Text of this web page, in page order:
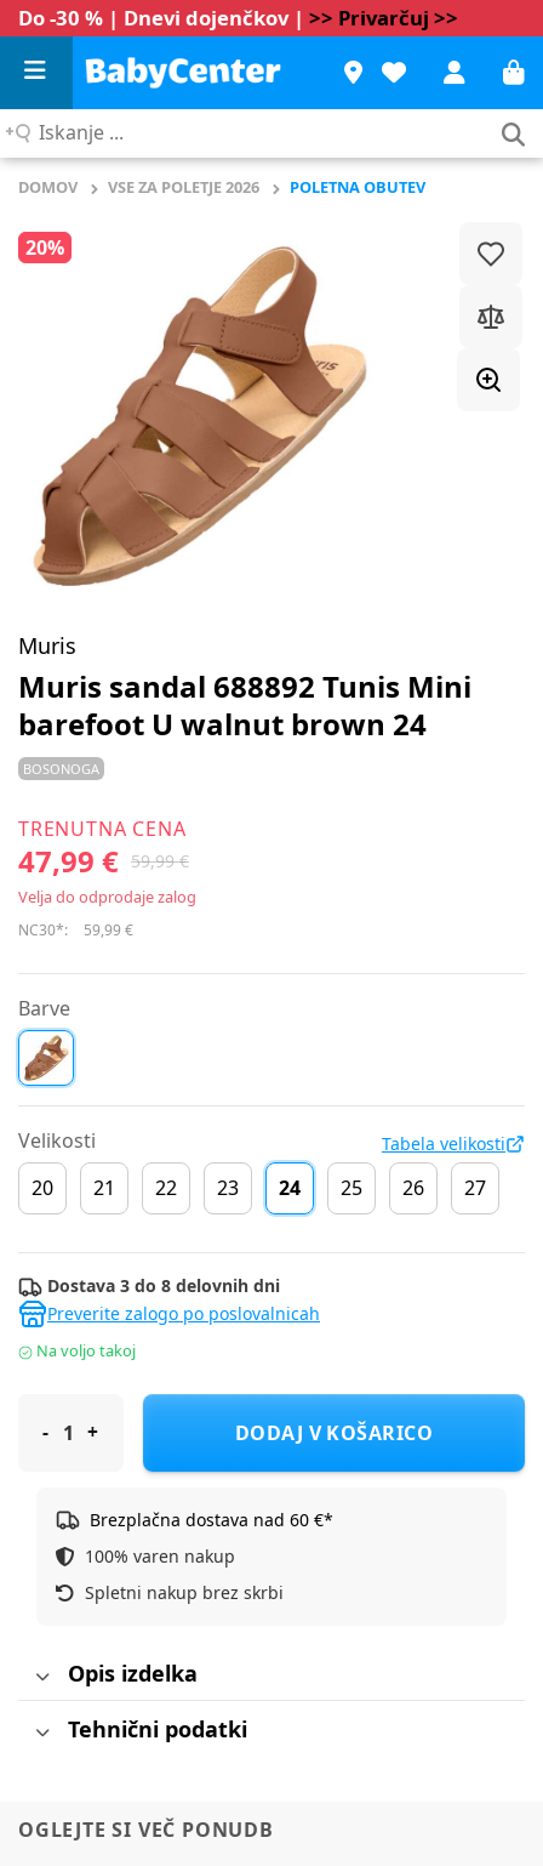
Do -30 % | Dnevi dojenčkov | >> Privarčuj >>
Iskanje
DOMOV VSE ZA POLETJE 2026 POLETNA OBUTEV
20%
Muris
Muris sandal 688892 Tunis Mini
barefoot U walnut brown 24
BOSONOGA
TRENUTNA CENA
47,99 € 59,99 €
Velja do odprodaje zalog
NC30*: 59,99 €
Barve
Velikosti Tabela velikosti
20 21 22 23 24 25 26 27
Dostava 3 do 8 delovnih dni
Preverite zalogo po poslovalnicah
Na voljo takoj
Muris sandal 688892 Tunis Mini barefoot U walnut brown 24
DODAJ V KOŠARICO
Brezplačna dostava nad 60 €*
100% varen nakup
Spletni nakup brez skrbi
Opis izdelka
Tehnični podatki
OGLEJTE SI VEČ PONUDB